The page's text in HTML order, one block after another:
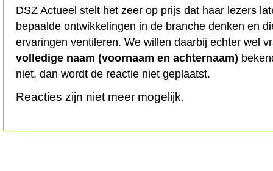
DSZ Actueel stelt het zeer op prijs dat haar lezers
bepaalde ontwikkelingen in de branche denken en
ervaringen ventileren. We willen daarbij echter wel
volledige naam (voornaam en achternaam)
niet, dan wordt de reactie niet geplaatst.
Reacties zijn niet meer mogelijk.